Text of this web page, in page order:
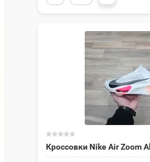
Кроссовки Nike Air Zoom